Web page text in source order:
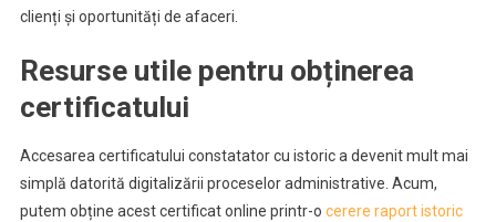
clienți și oportunități de afaceri.
Resurse utile pentru obținerea
certificatului
Accesarea certificatului constatator cu istoric a devenit mult mai
simplă datorită digitalizării proceselor administrative. Acum,
putem obține acest certificat online printr-o cerere raport istoric